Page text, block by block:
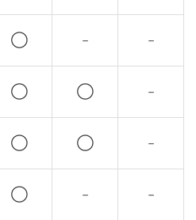
◯ － －
◯ ◯ －
◯ ◯ －
◯ － －